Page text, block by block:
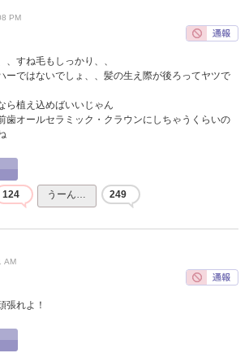
PM
、すね毛もしっかり、、
ーではないでしょ、、髪の生え際が後ろってヤツで
ら植え込めばいいじゃん
歯オールセラミック・クラウンにしちゃうくらいの
124 うーん… 249
AM
張れよ！